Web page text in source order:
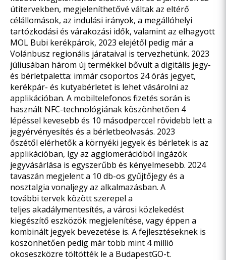
útitervekben, megjeleníthetővé váltak az eltérő
célállomások, az indulási irányok, a megállóhelyi
tartózkodási és várakozási idők, valamint az elhagyott
MOL Bubi kerékpárok, 2023 elejétől pedig már a
Volánbusz regionális járataival is tervezhetünk. 2023
júliusában három új termékkel bővült a digitális jegy-
és bérletpaletta: immár csoportos 24 órás jegyet,
kerékpár- és kutyabérletet is lehet vásárolni az
applikációban. A mobiltelefonos fizetés során is
használt NFC-technológiának köszönhetően 4
lépéssel kevesebb és 10 másodperccel rövidebb lett a
jegyérvényesítés és a bérletbeolvasás. 2023
őszétől elérhetők a környéki jegyek és bérletek is az
applikációban, így az agglomerációból ingázók
jegyvásárlása is egyszerűbb és kényelmesebb. 2024
tavaszán megjelent a 10 db-os gyűjtőjegy és a
nosztalgia vonaljegy az alkalmazásban. A
további tervek között szerepel a
teljes akadálymentesítés, a városi közlekedést
kiegészítő eszközök megjelenítése, vagy éppen a
kombinált jegyek bevezetése is. A fejlesztéseknek is
köszönhetően pedig már több mint 4 millió
okoseszközre töltötték le a BudapestGO-t.